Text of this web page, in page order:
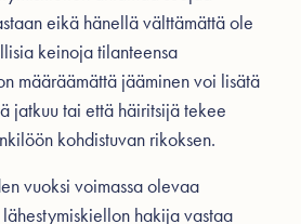
eikä hänellä välttämättä ole
keinoja tilanteensa
määräämättä jääminen voi lisätä
jatkuu tai että häiritsijä tekee
kohdistuvan rikoksen.
vuoksi voimassa olevaa
hakija vastaa